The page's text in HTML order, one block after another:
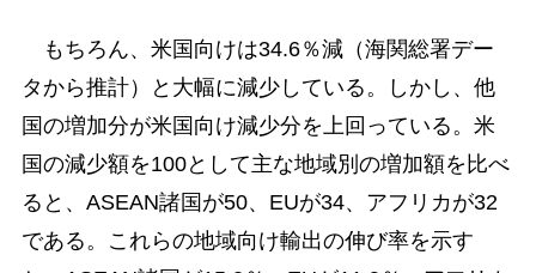
もちろん、米国向けは34.6％減（海関総署デー
タから推計）と大幅に減少している。しかし、他
国の増加分が米国向け減少分を上回っている。米
国の減少額を100として主な地域別の増加額を比べ
ると、ASEAN諸国が50、EUが34、アフリカが32
である。これらの地域向け輸出の伸び率を示す